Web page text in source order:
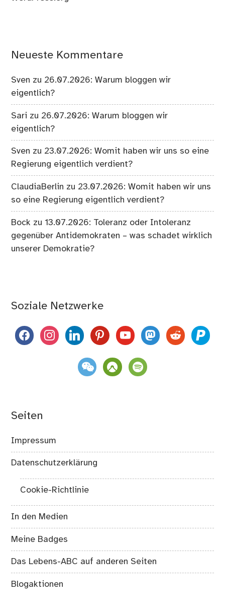
Neueste Kommentare
Sven zu 26.07.2026: Warum bloggen wir
eigentlich?
Sari zu 26.07.2026: Warum bloggen wir
eigentlich?
Sven zu 23.07.2026: Womit haben wir uns so eine
Regierung eigentlich verdient?
ClaudiaBerlin zu 23.07.2026: Womit haben wir uns
so eine Regierung eigentlich verdient?
Bock zu13.07.2026: Toleranz oder Intoleranz
gegenüber Antidemokraten – was schadet wirklich
unserer Demokratie?
Soziale Netzwerke
facebookinstagramlinkedinpinterestyoutubemastodon
reddit paypal
weixin komootspotify
Seiten
Impressum
Datenschutzerklärung
Cookie-Richtlinie
In den Medien
Meine Badges
Das Lebens-ABC auf anderen Seiten
Blogaktionen